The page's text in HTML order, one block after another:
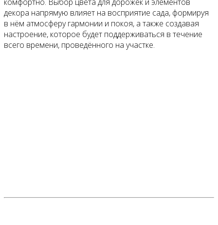
декора напрямую влияет на восприятие сада, формируя
в нём атмосферу гармонии и покоя, а также создавая
настроение, которое будет поддерживаться в течение
всего времени, проведённого на участке.